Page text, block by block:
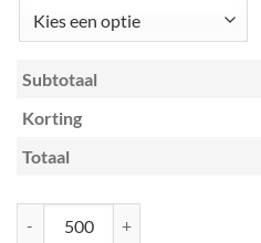
Subtotaal
Korting
Totaal